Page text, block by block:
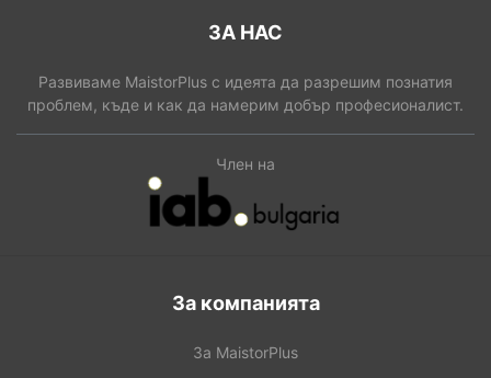
ЗА НАС
Развиваме MaistorPlus с идеята да разрешим познатия
проблем, къде и как да намерим добър професионалист.
Член на
За компанията
За MaistorPlus